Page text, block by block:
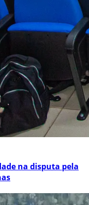
na disputa pela